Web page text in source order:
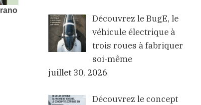
Découvrez le BugE, le
véhicule électrique à
trois roues à fabriquer
soi-même
juillet 30, 2026
Découvrez le concept